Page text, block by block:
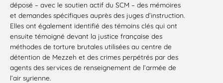
déposé – avec le soutien actif du SCM – des mémoires
et demandes spécifiques auprès des juges d’instruction.
Elles ont également identifié des témoins clés qui ont
ensuite témoigné devant la justice française des
méthodes de torture brutales utilisées au centre de
détention de Mezzeh et des crimes perpétrés par des
agents des services de renseignement de l’armée de
l’air syrienne.